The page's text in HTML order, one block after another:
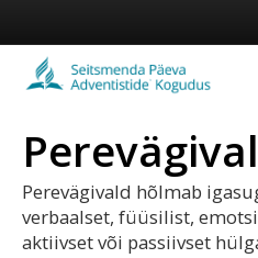
Koduleht
Vaata veel
Perevägivald hõlmab
verbaalset, füüsilist,
aktiivset või passiivset